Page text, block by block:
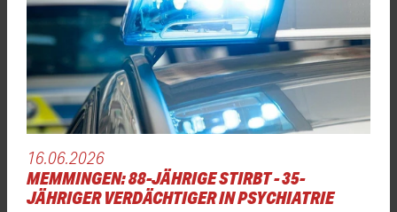
16.06.2026
MEMMINGEN: 88-JÄHRIGE STIRBT - 35-
JÄHRIGER VERDÄCHTIGER IN PSYCHIATRIE